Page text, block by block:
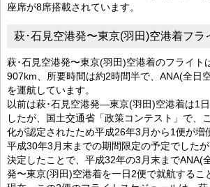
座席が8席搭載されています。
萩･石見空港発〜東京(羽田)空港着フラ
萩･石見空港発〜東京(羽田)空港着のフライト
907km、所要時間は約2時間半で、ANA(全日
を運航しています。
以前は萩･石見空港発—東京(羽田)空港着は1
したが、国土交通省「政策コンテスト」で、
化が認定されたため平成26年3月から1便が増
平成30年3月末までの期間限定の予定でした
決定したことで、平成32年の3月末までANA(
発〜東京(羽田)空港着を一日2便で就航するこ